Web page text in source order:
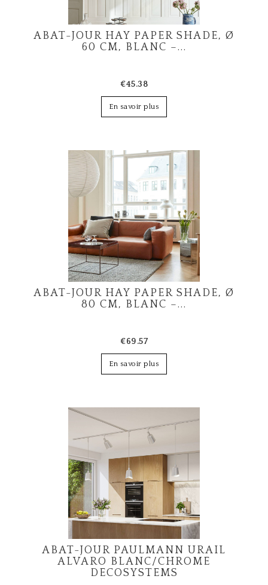
ABAT-JOUR HAY PAPER SHADE, Ø
60 CM, BLANC –...
€45.38
En savoir plus
ABAT-JOUR HAY PAPER SHADE, Ø
80 CM, BLANC –...
€69.57
En savoir plus
ABAT-JOUR PAULMANN URAIL
ALVARO BLANC/CHROME
DECOSYSTEMS